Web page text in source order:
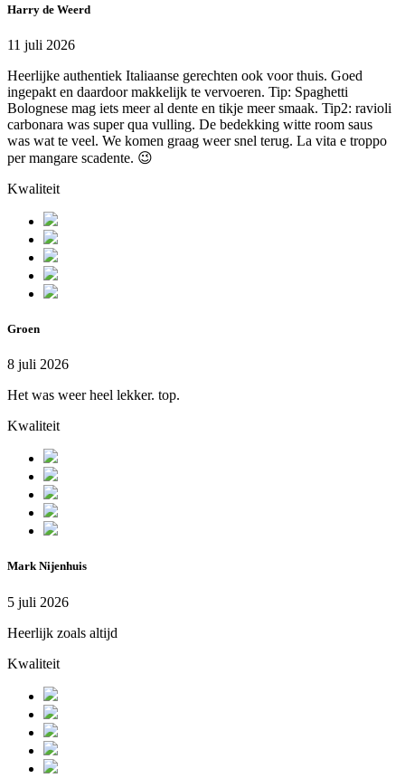
Harry de Weerd
11 juli 2026
Heerlijke authentiek Italiaanse gerechten ook voor thuis. Goed
ingepakt en daardoor makkelijk te vervoeren. Tip: Spaghetti
Bolognese mag iets meer al dente en tikje meer smaak. Tip2: ravioli
carbonara was super qua vulling. De bedekking witte room saus
was wat te veel. We komen graag weer snel terug. La vita e troppo
per mangare scadente. 😉
Kwaliteit
Groen
8 juli 2026
Het was weer heel lekker. top.
Kwaliteit
Mark Nijenhuis
5 juli 2026
Heerlijk zoals altijd
Kwaliteit